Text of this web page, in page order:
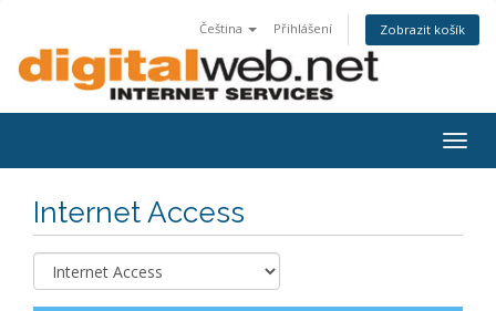
Čeština Přihlášení Zobrazit košík
Internet Access